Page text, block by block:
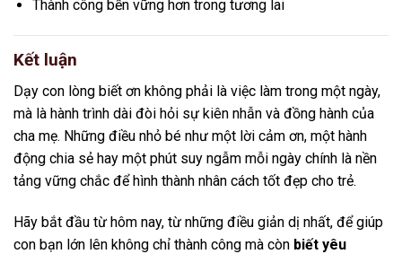
Thành công bền vững hơn trong tương lai
Kết luận
Dạy con lòng biết ơn không phải là việc làm trong một ngày,
mà là hành trình dài đòi hỏi sự kiên nhẫn và đồng hành của
cha mẹ. Những điều nhỏ bé như một lời cảm ơn, một hành
động chia sẻ hay một phút suy ngẫm mỗi ngày chính là nền
tảng vững chắc để hình thành nhân cách tốt đẹp cho trẻ.
Hãy bắt đầu từ hôm nay, từ những điều giản dị nhất, để giúp
con bạn lớn lên không chỉ thành công mà còn biết yêu